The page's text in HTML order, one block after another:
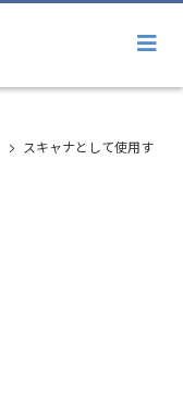
スキャナとして使用す